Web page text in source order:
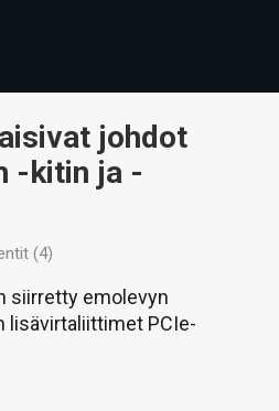
johdot
-kitin ja -
(4)
siirretty emolevyn
lisävirtaliittimet PCIe-